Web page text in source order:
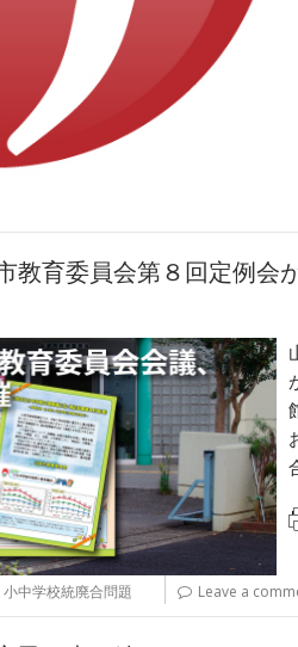
教育委員会第８回定例会
小中学校統廃合問題 Leave a